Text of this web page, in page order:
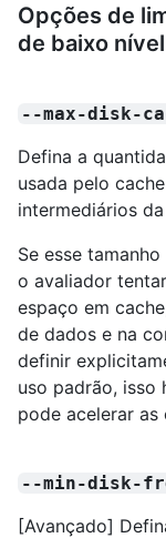
Opções de
de baixo nível
--max-disk-
Defina a
usada pelo
intermediários
Se esse
o avaliador
espaço em
de dados e na
definir
uso padrão, isso
pode acelerar as
--min-disk-
[Avançado]